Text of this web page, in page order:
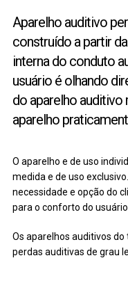
Aparelho auditivo
construído a partir
interna do conduto
usuário é olhando
do aparelho
aparelho
O aparelho e de uso
medida e de uso
necessidade e opção do
para o conforto do
Os aparelhos auditivos
perdas auditivas de grau